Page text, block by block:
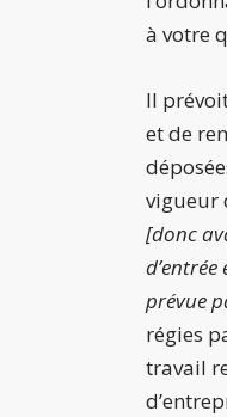
à votre
Il
et de
vigueur
[donc
prévue
régies
travail